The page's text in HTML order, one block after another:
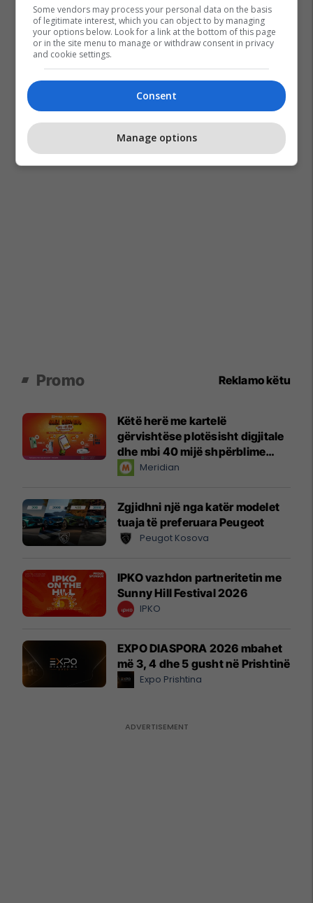
Promo Reklamo këtu
Këtë herë me kartelë
gërvishtëse plotësisht digjitale
dhe mbi 40 mijë shpërblime
instant!Meridian
Zgjidhni një nga katër modelet
tuaja të preferuara Peugeot
Peugot Kosova
IPKO vazhdon partneritetin me
Sunny Hill Festival 2026
IPKO
EXPO DIASPORA 2026 mbahet
më 3, 4 dhe 5 gusht në Prishtinë
Expo Prishtina
Some vendors may process your personal data on the basis
of legitimate interest, which you can object to by managing
your options below. Look for a link at the bottom of this page
or in the site menu to manage or withdraw consent in privacy
and cookie settings.
Consent
Manage options